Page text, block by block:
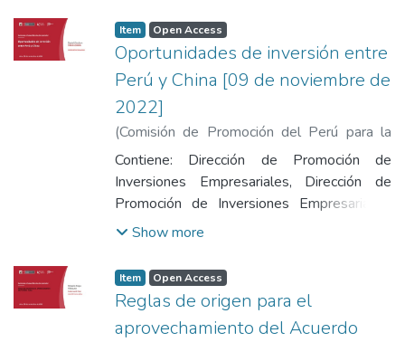
Item Open Access
Oportunidades de inversión entre
Perú y China [09 de noviembre de
2022]
(Comisión de Promoción del Perú para la
Exportación y el Turismo
,2022-11-09)
Cordova, Daniel
Contiene: Dirección de Promoción de
Inversiones Empresariales, Dirección de
Promoción de Inversiones Empresariales,
Inversión Extranjera Directa (IED) de China a
inversión en sectores clave, Portafolio de
Proyectos de Inversión de PROMPERU.
Show more
Item Open Access
Reglas de origen para el
aprovechamiento del Acuerdo